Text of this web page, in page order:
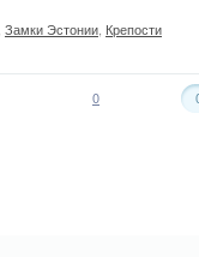
Замки Эстонии Крепости
0